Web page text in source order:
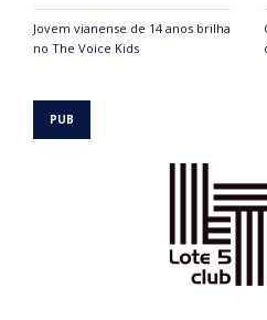
Jovem vianense de 14 anos brilha
no The Voice Kids